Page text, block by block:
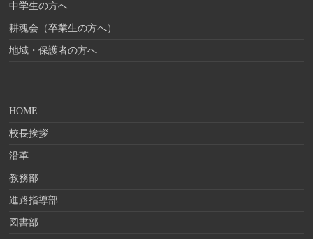
中学生の方へ
耕魂会（卒業生の方へ）
地域・保護者の方へ
HOME
校長挨拶
沿革
教務部
進路指導部
図書部